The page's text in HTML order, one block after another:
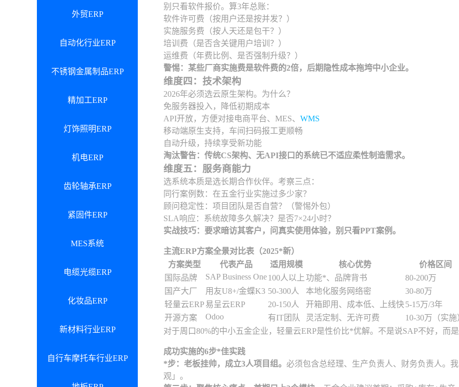
外贸ERP
自动化行业ERP
不锈钢金属制品ERP
精加工ERP
灯饰照明ERP
机电ERP
齿轮轴承ERP
紧固件ERP
MES系统
电缆光缆ERP
化妆品ERP
新材料行业ERP
自行车摩托车行业ERP
别只看软件报价。算3年总账：
软件许可费（按用户还是按并发？）
实施服务费（按人天还是包干？）
培训费（是否含关键用户培训？）
运维费（年费比例、是否强制升级？）
警惕：某些厂商实施费是软件费的2倍，后期隐性成本拖垮中小企业。
维度四：技术架构
2026年必须选云原生架构。为什么？
免服务器投入，降低初期成本
API开放，方便对接电商平台、MES、 WMS
移动端原生支持，车间扫码报工更顺畅
自动升级，持续享受新功能
淘汰警告：传统CS架构、无API接口的系统已不适应柔性制造需求。
维度五：服务商能力
选系统本质是选长期合作伙伴。考察三点：
同行案例数：在五金行业实施过多少家？
顾问稳定性：项目团队是否自营？（警惕外包）
SLA响应：系统故障多久解决？是否7×24小时？
实战技巧：要求暗访其客户，问真实使用体验，别只看PPT案例。
主流ERP方案全景对比表（2025*新）
方案类型
代表产品 适用规模 核心优势 价格区间
国际品牌
SAP Business One100人以上 功能*、品牌背书 80-200万
国产大厂
用友U8+/金蝶K3 50-300人 本地化服务网络密 30-80万
轻量云ERP 易呈云ERP 20-150人 开箱即用、成本低、上线快5-15万/3年
开源方案
Odoo 有IT团队 灵活定制、无许可费 10-30万（实施
对于周口80%的中小五金企业，轻量云ERP是性价比*优解。不是说SAP不好，而
成功实施的6步*佳实践
*步：老板挂帅，成立3人项目组。 必须包含总经理、生产负责人、财务负责人。
观」。